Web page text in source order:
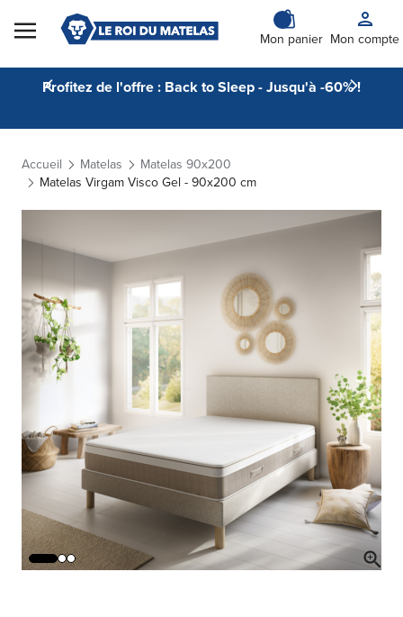
Skip to Content
Mon panier Mon compte
Profitez de l'offre : Back to Sleep - Jusqu'à -60% !
Accueil Matelas
Matelas 90x200
Matelas Virgam Visco Gel - 90x200 cm